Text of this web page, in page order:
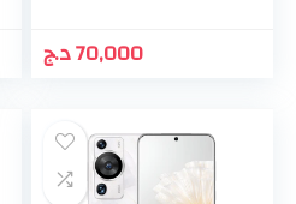
70,000د.ج